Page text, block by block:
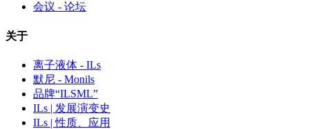
会议 - 论坛
关于
离子液体 - ILs
默尼 - Monils
品牌“ILSML”
ILs | 发展演变史
ILs | 性质、应用